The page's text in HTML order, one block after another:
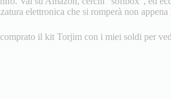
elettronica che si romperà non appena
il kit Torjim con i miei soldi per